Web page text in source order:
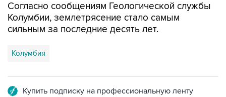
Согласно сообщениям Геологической службы
Колумбии, землетрясение стало самым
сильным за последние десять лет.
Колумбия
Купить подписку на профессиональную ленту